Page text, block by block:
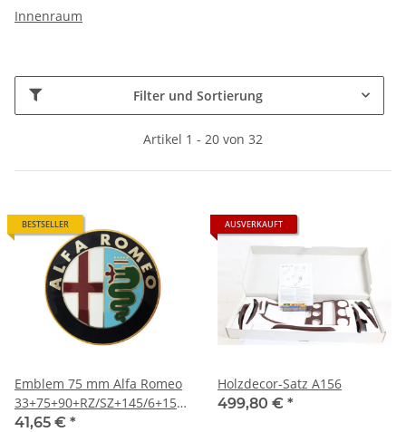
Innenraum
Filter und Sortierung
Artikel 1 - 20 von 32
BESTSELLER
Emblem 75 mm Alfa Romeo
33+75+90+RZ/SZ+145/6+155+156+164+166+Spider+GTV/Spider
(916) NEU
41,65 € *
AUSVERKAUFT
Holzdecor-Satz A156
499,80 € *